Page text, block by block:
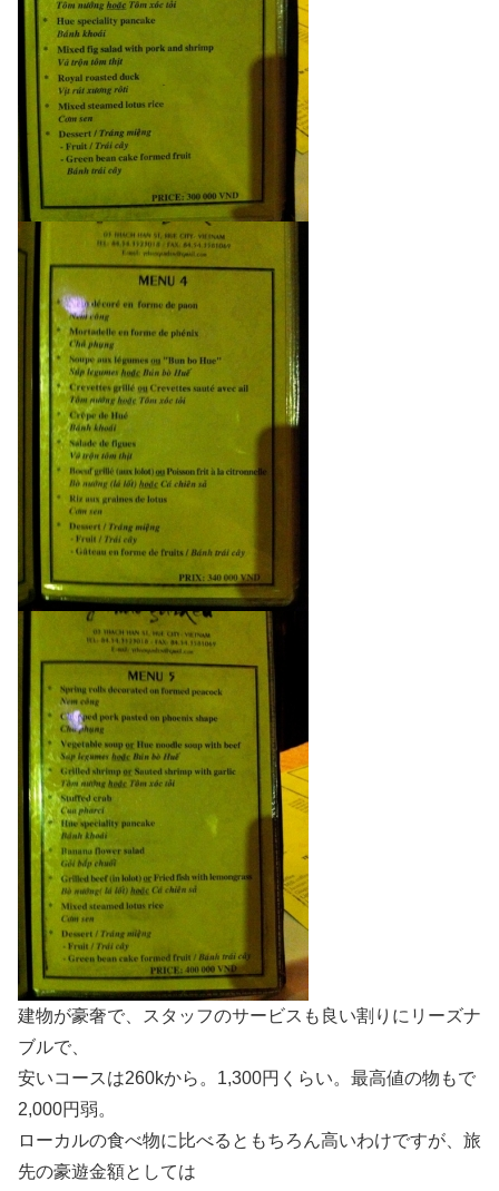
建物が豪奢で、スタッフのサービスも良い割りにリーズナ
ブルで、
安いコースは260kから。1,300円くらい。最高値の物もで
2,000円弱。
ローカルの食べ物に比べるともちろん高いわけですが、旅
先の豪遊金額としては